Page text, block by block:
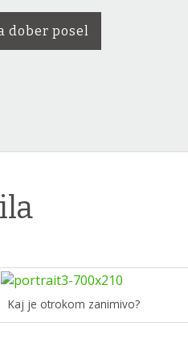
dober posel
Kaj je otrokom zanimivo?